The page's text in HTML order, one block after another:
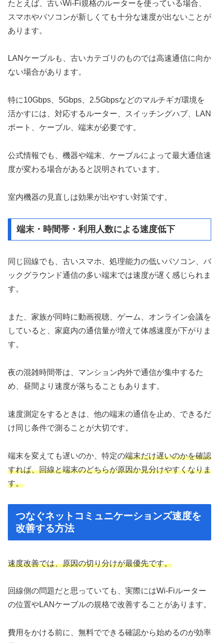
たとえば、古いWi-Fi規格のルーターを使っている場合、
スマホやパソコンが新しくても十分な速度が出ないことが
あります。
LANケーブルも、古いカテゴリのものでは高速通信に向か
ない場合があります。
特に10Gbps、5Gbps、2.5Gbpsなどのマルチギガ環境を
活かすには、対応するルーター、スイッチングハブ、LAN
ポート、ケーブル、端末が必要です。
公式情報でも、機器や端末、ケーブルによって最大通信速
度が変わる場合があると説明されています。
室内機器の見直しは効果が出やすい対策です。
端末・時間帯・利用人数による速度低下
同じ回線でも、古いスマホ、処理能力の低いパソコン、バ
ックグラウンド通信の多い端末では速度が遅く感じられま
す。
また、家族が同時に動画視聴、ゲーム、オンライン会議を
していると、家庭内の通信量が増えて体感速度が下がりま
す。
夜の混雑時間帯は、マンション内外で通信が集中するた
め、昼間より速度が落ちることもあります。
速度測定をするときは、他の端末の通信を止め、できるだ
け同じ条件で測ることが大切です。
端末を変えても遅いのか、特定の端末だけ遅いのかを確認
すれば、回線と端末のどちらが原因か見分けやすくなりま
す。
つなぐネットコミュニケーションズ速度を
改善する方法
速度改善では、原因の切り分けが最優先です。
回線側の問題だと思っていても、実際にはWi-Fiルーター
の位置やLANケーブルの規格で改善することがあります。
費用をかける前に、無料でできる確認から始めるのが効率